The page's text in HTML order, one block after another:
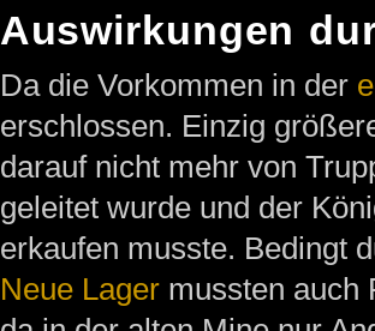
Auswirkungen
Da die Vorkommen in der
erschlossen. Einzig
darauf nicht mehr von
geleitet wurde und der
erkaufen musste. Bedingt
Neue Lagermussten auch